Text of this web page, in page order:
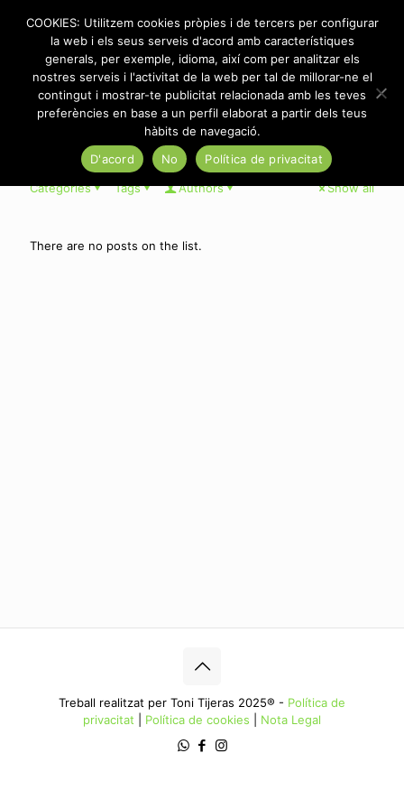
CALL or even TEXT GAMBLER (AZ, CO, IN, KY, LA, NC, NJ-
NEW JERSEY, OH, VA) or perhaps BETS OFF (IA). –
Categories Tags Authors Show all
There are no posts on the list.
Treball realitzat per Toni Tijeras 2025® - Política de
privacitat
Política de cookies Nota Legal
COOKIES: Utilitzem cookies pròpies i de tercers per configurar
la web i els seus serveis d'acord amb característiques
generals, per exemple, idioma, així com per analitzar els
nostres serveis i l'activitat de la web per tal de millorar-ne el
contingut i mostrar-te publicitat relacionada amb les teves
preferències en base a un perfil elaborat a partir dels teus
hàbits de navegació.
D'acord
No Política de privacitat